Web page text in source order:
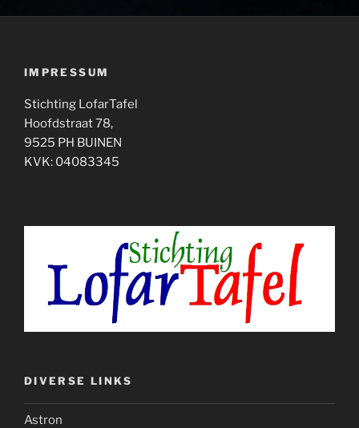
IMPRESSUM
Stichting LofarTafel
Hoofdstraat 78,
9525 PH BUINEN
KVK: 04083345
DIVERSE LINKS
Astron